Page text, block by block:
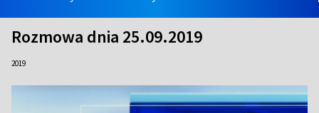
Rozmowa dnia 25.09.2019
2019